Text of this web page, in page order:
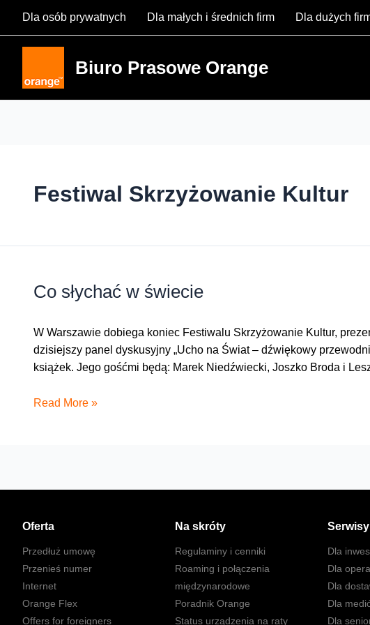
Dla osób prywatnych Dla małych i średnich firm Dla dużych
Biuro Prasowe Orange
Festiwal Skrzyżowanie Kultur
Co słychać w świecie
W Warszawie dobiega koniec Festiwalu Skrzyżowanie Kultur,
dzisiejszy panel dyskusyjny „Ucho na Świat – dźwiękowy
książek. Jego gośćmi będą: Marek Niedźwiecki, Joszko Broda i
Co
Read More »
Oferta
Przedłuż umowę
Przenieś numer
Internet
Orange Flex
Offers for foreigners
Na skróty
Regulaminy i cenniki
Roaming i połączenia
międzynarodowe
Poradnik Orange
Status urządzenia na raty
Serwisy
Dla
Dla
Dla
Dla
Dla